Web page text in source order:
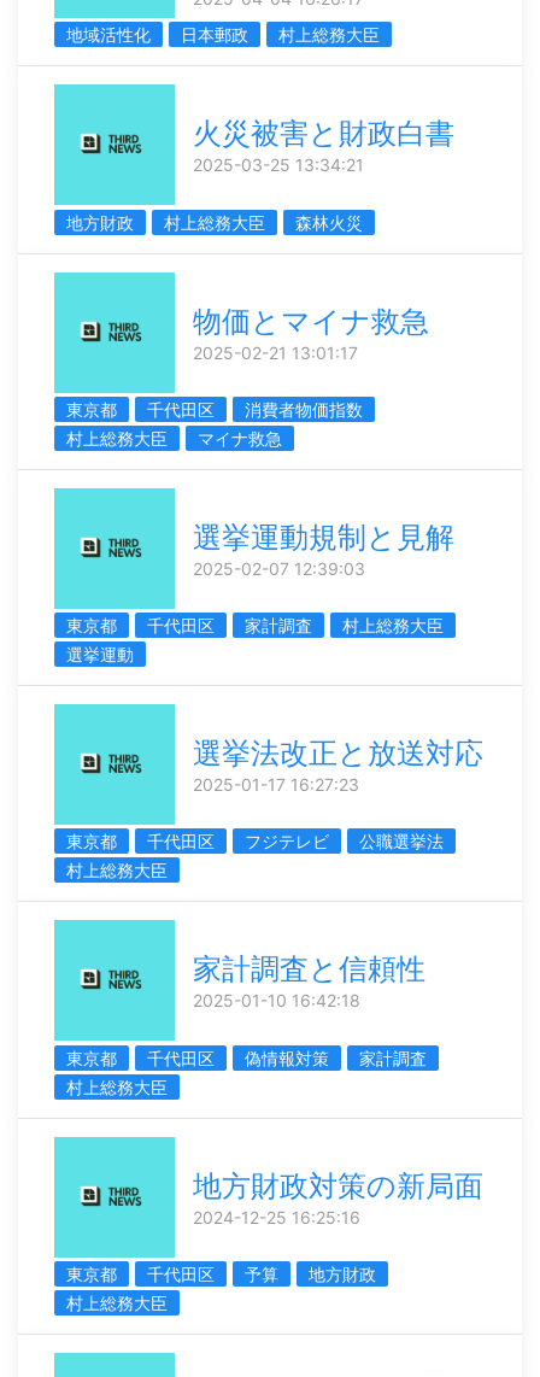
地域活性化
日本郵政 村上総務大臣
火災被害と財政白書
2025-03-25 13:34:21
地方財政 村上総務大臣 森林火災
物価とマイナ救急
2025-02-21 13:01:17
東京都 千代田区
消費者物価指数
村上総務大臣
マイナ救急
選挙運動規制と見解
2025-02-07 12:39:03
東京都 千代田区 家計調査
村上総務大臣
選挙運動
選挙法改正と放送対応
2025-01-17 16:27:23
東京都 千代田区 フジテレビ
公職選挙法
村上総務大臣
家計調査と信頼性
2025-01-10 16:42:18
東京都 千代田区 偽情報対策
家計調査
村上総務大臣
地方財政対策の新局面
2024-12-25 16:25:16
東京都 千代田区 予算
地方財政
村上総務大臣